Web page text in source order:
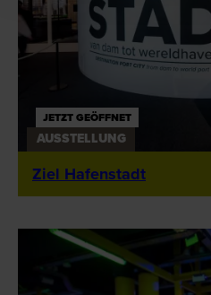
JETZT GEÖFFNET
AUSSTELLUNG
Ziel Hafenstadt